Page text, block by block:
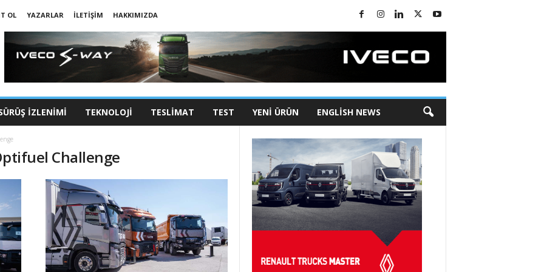
OL YAZARLAR İLETIŞIM
HAKKIMIZDA
İZLENIMI TEKNOLOJI TESLIMAT TEST YENI ÜRÜN ENGLISH NEWS
Challenge